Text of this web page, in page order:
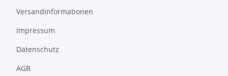
Versandinformationen
Impressum
Datenschutz
AGB